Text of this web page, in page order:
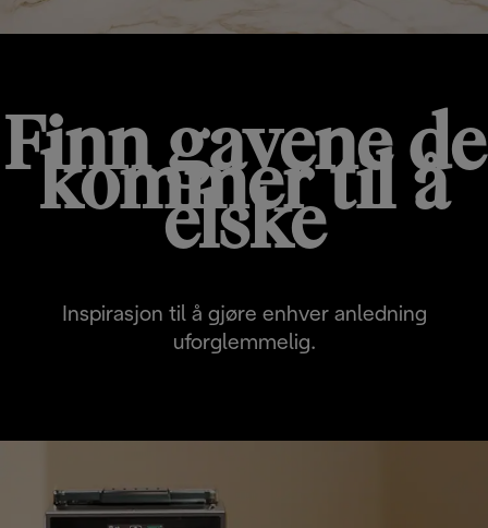
Finn gavene de
kommer til å
elske
Inspirasjon til å gjøre enhver anledning
uforglemmelig.